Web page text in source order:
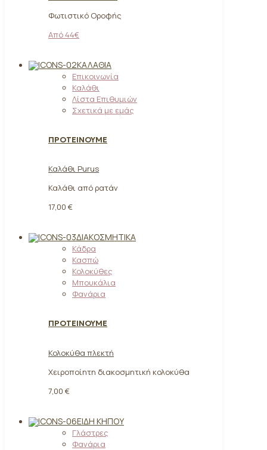
Φωτιστικό Οροφής
Από 44€
ΚΑΛΆΘΙΑ
Επικοινωνία
Καλάθι
Λίστα Επιθυμιών
Σχετικά με εμάς
ΠΡΟΤΕΙΝΟΥΜΕ
Καλάθι Purus
Καλάθι από ρατάν
17,00 €
ΔΙΑΚΟΣΜΗΤΙΚΆ
Κάδρα
Κασπώ
Κολοκύθες
Μπουκάλια
Φανάρια
ΠΡΟΤΕΙΝΟΥΜΕ
Κολοκύθα πλεκτή
Χειροποίητη διακοσμητική κολοκύθα
7,00 €
ΕΊΔΗ ΚΉΠΟΥ
Γλάστρες
Φανάρια